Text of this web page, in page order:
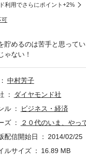
利用でさらにポイント+2%
可
貯めるのは苦手と思って
ゃない！
中村芳子
ダイヤモンド社
ル
ビジネス・経済
ズ
２０代のいま、やっ
配信開始日
2014/02/25
ルサイズ
16.89 MB